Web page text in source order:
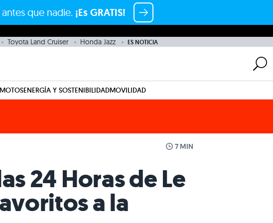
que nadie. ¡Es GRATIS!
Toyota Land Cruiser Honda Jazz ES NOTICIA
MOTOSENERGÍA Y SOSTENIBILIDADMOVILIDAD
7 MIN
24 Horas de Le
a la